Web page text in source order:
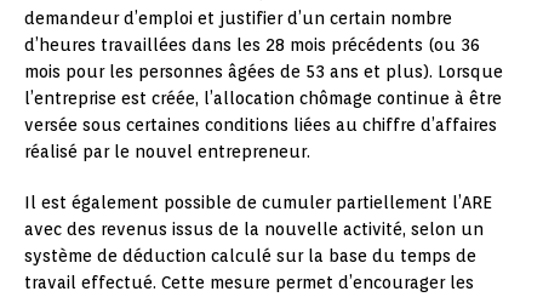
demandeur d’emploi et justifier d’un certain nombre
d’heures travaillées dans les 28 mois précédents (ou 36
mois pour les personnes âgées de 53 ans et plus). Lorsque
l’entreprise est créée, l’allocation chômage continue à être
versée sous certaines conditions liées au chiffre d’affaires
réalisé par le nouvel entrepreneur.
Il est également possible de cumuler partiellement l’ARE
avec des revenus issus de la nouvelle activité, selon un
système de déduction calculé sur la base du temps de
travail effectué. Cette mesure permet d’encourager les